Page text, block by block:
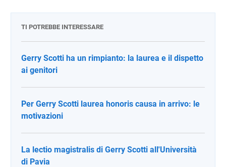
TI POTREBBE INTERESSARE
Gerry Scotti ha un rimpianto: la laurea e il dispetto
ai genitori
Per Gerry Scotti laurea honoris causa in arrivo: le
motivazioni
La lectio magistralis di Gerry Scotti all'Università
di Pavia